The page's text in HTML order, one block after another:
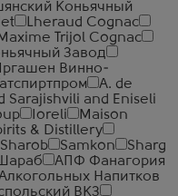
Коньячный
Lheraud Cognac
Maxime Trijol Cognac
Завод
Винно-
Татспиртпром
A. de
Sarajishvili and Eniseli
Ioreli
Maison
& Distillery
Samkon
Sharg
АПФ Фанагория
Напитков
ВКЗ